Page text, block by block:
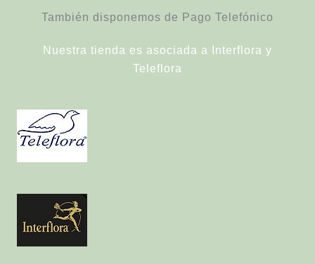
También disponemos de Pago Telefónico
Nuestra tienda es asociada a Interflora y
Teleflora